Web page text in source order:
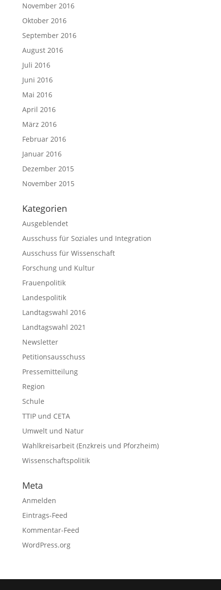
November 2016
Oktober 2016
September 2016
August 2016
Juli 2016
Juni 2016
Mai 2016
April 2016
März 2016
Februar 2016
Januar 2016
Dezember 2015
November 2015
Kategorien
Ausgeblendet
Ausschuss für Soziales und Integration
Ausschuss für Wissenschaft
Forschung und Kultur
Frauenpolitik
Landespolitik
Landtagswahl 2016
Landtagswahl 2021
Newsletter
Petitionsausschuss
Pressemitteilung
Region
Schule
TTIP und CETA
Umwelt und Natur
Wahlkreisarbeit (Enzkreis und Pforzheim)
Wissenschaftspolitik
Meta
Anmelden
Eintrags-Feed
Kommentar-Feed
WordPress.org